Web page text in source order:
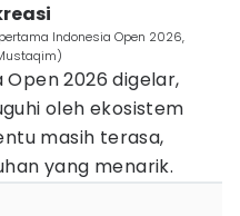
Indonesia Open 2026,
2026 digelar,
oleh ekosistem
masih terasa,
yang menarik.